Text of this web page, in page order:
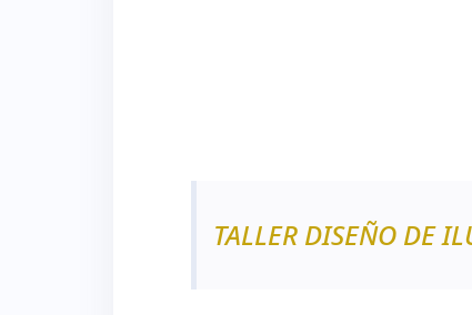
TALLER DISEÑO DE